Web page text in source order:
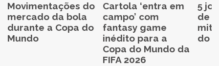
Movimentações do
mercado da bola
durante a Copa do
Mundo
Cartola ‘entra em
campo’ com
fantasy game
inédito para a
Copa do Mundo da
FIFA 2026
5
de
do